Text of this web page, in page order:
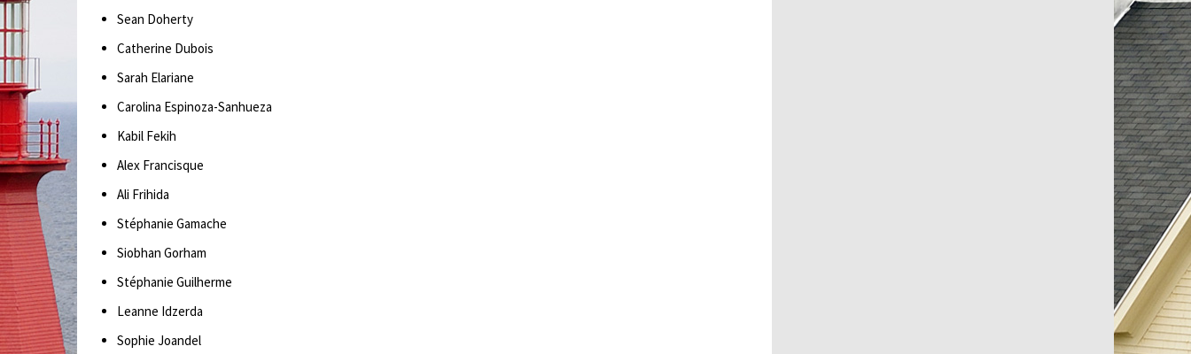
Sean Doherty
Catherine Dubois
Sarah Elariane
Carolina Espinoza-Sanhueza
Kabil Fekih
Alex Francisque
Ali Frihida
Stéphanie Gamache
Siobhan Gorham
Stéphanie Guilherme
Leanne Idzerda
Sophie Joandel